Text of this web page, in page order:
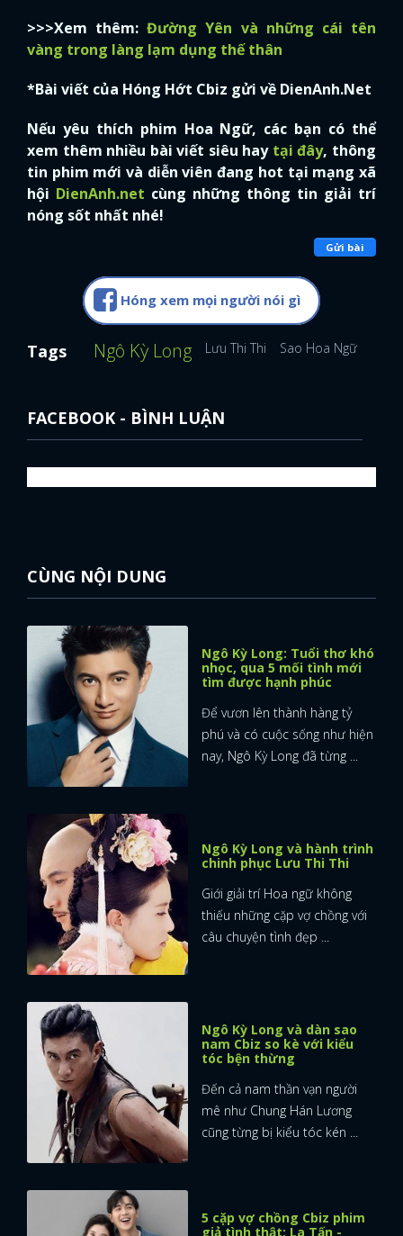
>>>Xem thêm:Đường Yên và những cái tên
vàng trong làng lạm dụng thế thân
*Bài viết của Hóng Hớt Cbiz gửi về DienAnh.Net
Nếu yêu thích phim Hoa Ngữ, các bạn có thể
xem thêm nhiều bài viết siêu hay tại đây, thông
tin phim mới và diễn viên đang hot tại mạng xã
hội DienAnh.net cùng những thông tin giải trí
nóng sốt nhất nhé!
Gửi bài
Hóng xem mọi người nói gì
Tags Ngô Kỳ Long Lưu Thi Thi Sao Hoa Ngữ
FACEBOOK - BÌNH LUẬN
CÙNG NỘI DUNG
Ngô Kỳ Long: Tuổi thơ khó
nhọc, qua 5 mối tình mới
tìm được hạnh phúc
Để vươn lên thành hàng tỷ
phú và có cuộc sống như hiện
nay, Ngô Kỳ Long đã từng ...
Ngô Kỳ Long và hành trình
chinh phục Lưu Thi Thi
Giới giải trí Hoa ngữ không
thiếu những cặp vợ chồng với
câu chuyện tình đẹp ...
Ngô Kỳ Long và dàn sao
nam Cbiz so kè với kiểu
tóc bện thừng
Đến cả nam thần vạn người
mê như Chung Hán Lương
cũng từng bị kiểu tóc kén ...
5 cặp vợ chồng Cbiz phim
giả tình thật: La Tấn -